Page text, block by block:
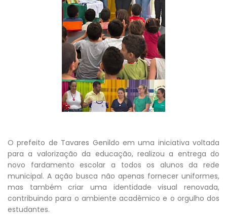
O prefeito de Tavares Genildo em uma iniciativa voltada
para a valorização da educação, realizou a entrega do
novo fardamento escolar a todos os alunos da rede
municipal. A ação busca não apenas fornecer uniformes,
mas também criar uma identidade visual renovada,
contribuindo para o ambiente acadêmico e o orgulho dos
estudantes.